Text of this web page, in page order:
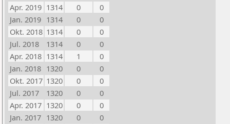
Apr. 2019 1314 0
0
Jan. 2019 1314 0
0
Okt. 2018 1314 0
0
Jul. 2018
1314 0
0
Apr. 2018 1314 1
0
Jan. 2018 1320 0
0
Okt. 2017 1320 0
0
Jul. 2017
1320 0
0
Apr. 2017 1320 0
0
Jan. 2017 1320 0
0